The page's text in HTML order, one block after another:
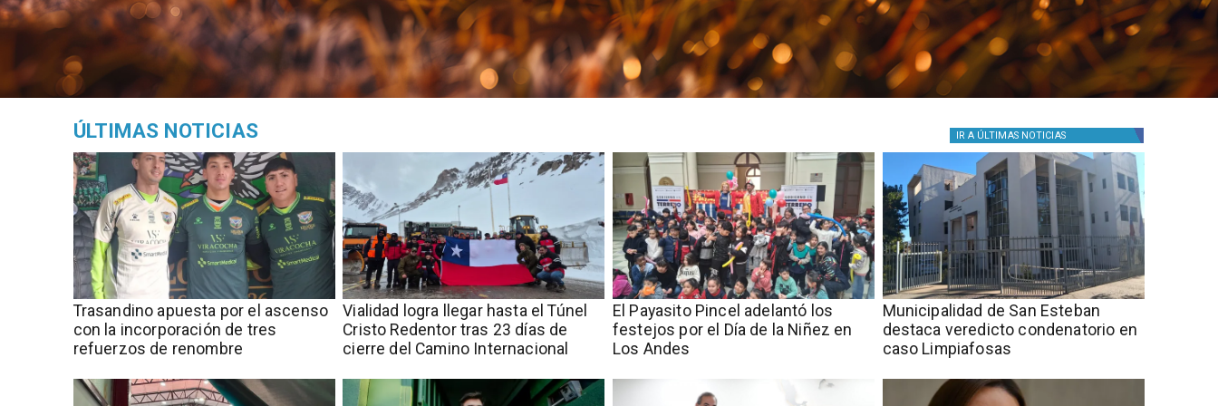
ÚLTIMAS NOTICIAS IR A ÚLTIMAS NOTICIAS
Trasandino apuesta por el ascenso
con la incorporación de tres
refuerzos de renombre
Vialidad logra llegar hasta el Túnel
Cristo Redentor tras 23 días de
cierre del Camino Internacional
El Payasito Pincel adelantó los
festejos por el Día de la Niñez en
Los Andes
Municipalidad de San Esteban
destaca veredicto condenatorio en
caso Limpiafosas